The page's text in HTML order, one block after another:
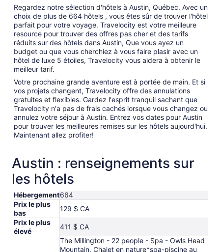
Regardez notre sélection d'hôtels à Austin, Québec. Avec un
choix de plus de 664 hôtels , vous êtes sûr de trouver l'hôtel
parfait pour votre voyage. Travelocity est votre meilleure
resource pour trouver des offres pas cher et des tarifs
réduits sur des hôtels dans Austin, Que vous ayez un
budget ou que vous cherchiez à vous faire plasir avec un
hôtel de luxe 5 étoiles, Travelocity vous aidera à obtenir le
meilleur tarif.
Votre prochaine grande aventure est à portée de main. Et si
vos projets changent, Travelocity offre des annulations
gratuites et flexibles. Gardez l'esprit tranquil sachant que
Travelocity n'a pas de frais cachés lorsque vous changez ou
annulez votre séjour à Austin. Entrez vos dates pour Austin
pour trouver les meilleures remises sur les hôtels aujourd'hui.
Maintenant allez profiter!
Austin : renseignements sur
les hôtels
Hébergement664
Prix le plus
bas
129 $ CA
Prix le plus
élevé
411 $ CA
The Millington - 22 people - Spa - Owls Head
Mountain, Chalet en nature*spa-piscine au